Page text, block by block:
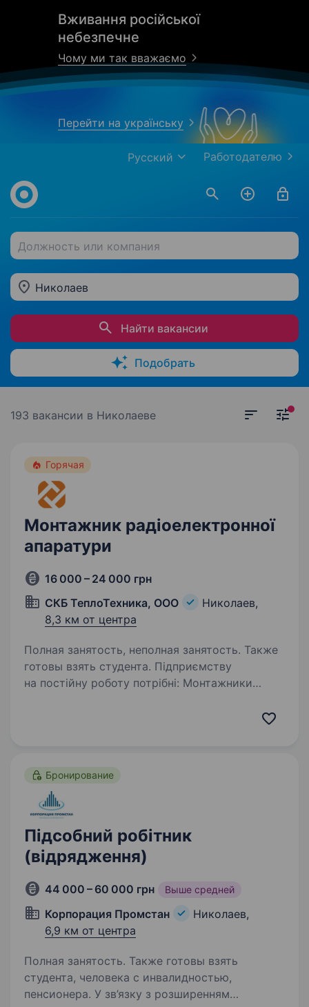
Вживання російської
небезпечне
Чому ми так вважаємо
Перейти на українську
Работодателю
Русский
Должность или компания
Николаев
Найти вакансии
Подобрать
193 вакансии в Николаеве
Горячая
Монтажник радіоелектронної
апаратури
16 000 – 24 000 грн
СКБ ТеплоТехника, ООО
Николаев,
8,3 км от центра
Полная занятость, неполная занятость. Также
готовы взять студента. Підприємству
на постійну роботу потрібні: Монтажники
Бронирование
Підсобний робітник
(відрядження)
44 000 – 60 000 грн Выше средней
Корпорация Промстан
Николаев,
6,9 км от центра
Полная занятость. Также готовы взять
студента, человека с инвалидностью,
пенсионера. У зв’язку з розширенням